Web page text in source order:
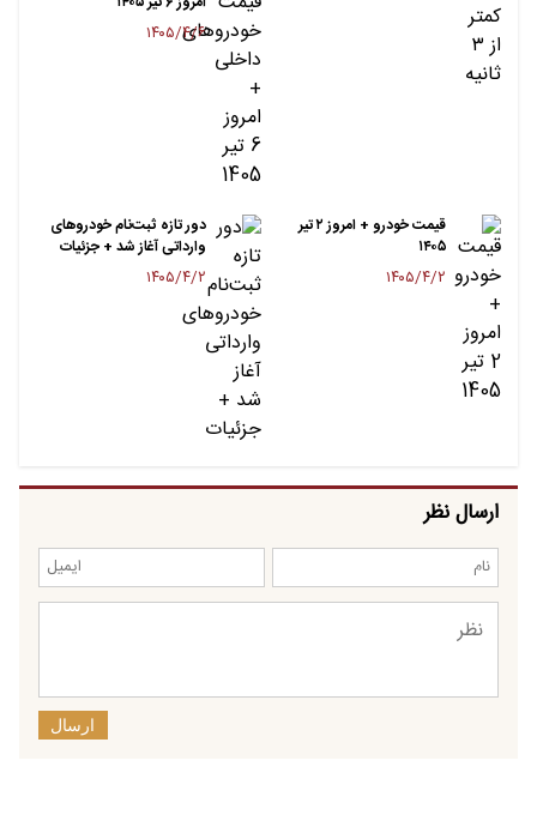
۱۴۰۵/۴/۶
قیمت خودرو + امروز ۲ تیر
۱۴۰۵
۱۴۰۵/۴/۲
دور تازه ثبت‌نام خودروهای
وارداتی آغاز شد + جزئیات​
۱۴۰۵/۴/۲
ارسال نظر
ارسال